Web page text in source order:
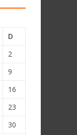
D
2
9
16
23
30